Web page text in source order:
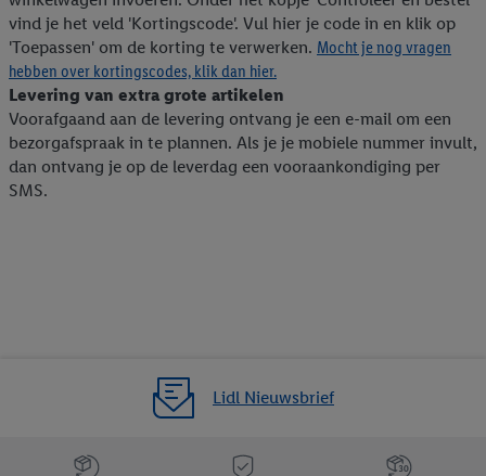
vind je het veld 'Kortingscode'. Vul hier je code in en klik op
'Toepassen' om de korting te verwerken. Mocht je nog vragen
hebben over kortingscodes, klik dan hier.
Levering van extra grote artikelen
Voorafgaand aan de levering ontvang je een e-mail om een
bezorgafspraak in te plannen. Als je je mobiele nummer invult,
dan ontvang je op de leverdag een vooraankondiging per
SMS.
Lidl Nieuwsbrief
Jouw voordelen bij ons als Lidl webshop klant